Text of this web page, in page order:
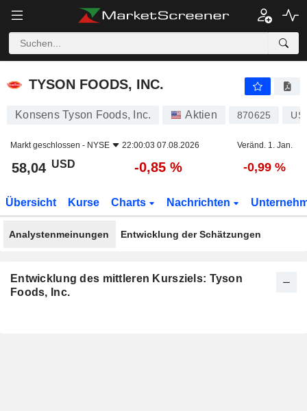
TYSON FOODS, INC.
TYSON FOODS, INC.
Konsens Tyson Foods, Inc. Aktien 870625
Markt geschlossen - NYSE 22:00:03 07.08.2026 Veränd. 1. Jan.
58,04 USD -0,85 % -0,99 %
Übersicht Kurse Charts Nachrichten
Analystenmeinungen Entwicklung der Schätzungen
Entwicklung des mittleren Kursziels: Tyson
Foods, Inc.